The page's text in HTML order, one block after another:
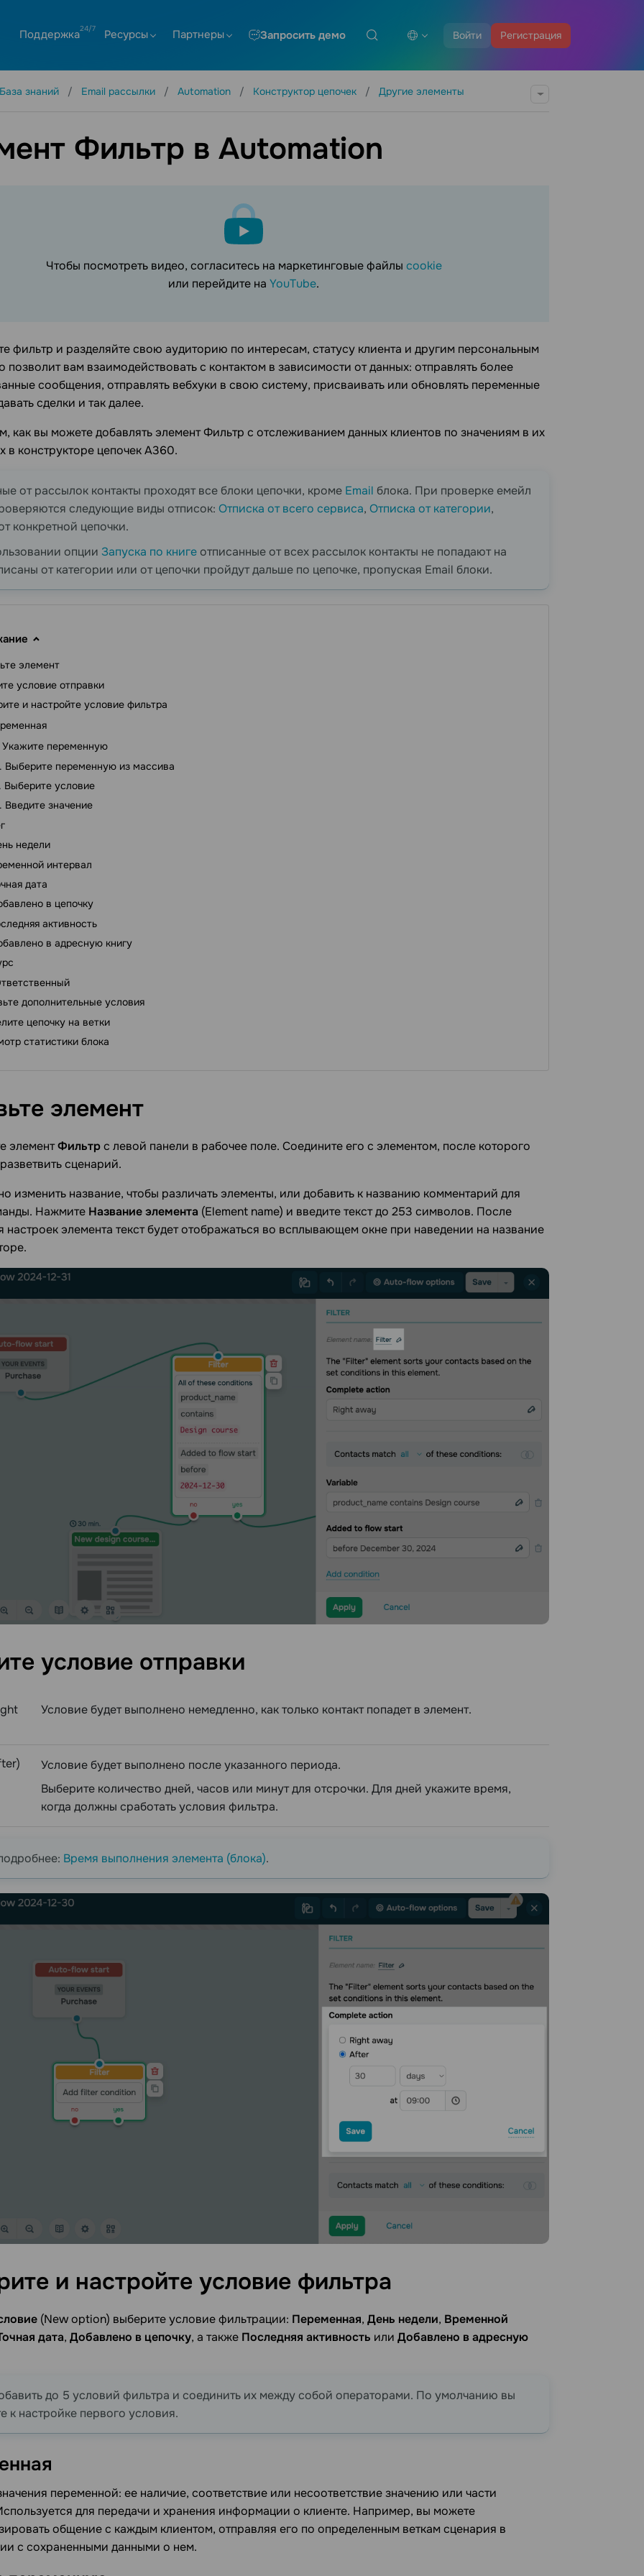
Войти Регистрация
Поддержка Ресурсы Партнеры Запросить демо
База знаний Email рассылки Automation Конструктор цепочек Другие элементы
Фильтр в Automation
Чтобы посмотреть видео, согласитесь на маркетинговые файлы cookie
или перейдите на YouTube.
фильтр и разделяйте свою аудиторию по интересам, статусу клиента и другим персональным
позволит вам взаимодействовать с контактом в зависимости от данных: отправлять более
сообщения, отправлять вебхуки в свою систему, присваивать или обновлять переменные
сделки и так далее.
как вы можете добавлять элемент Фильтр с отслеживанием данных клиентов по значениям в их
в конструкторе цепочек A360.
от рассылок контакты проходят все блоки цепочки, кроме Email блока. При проверке емейл
следующие виды отписок: Отписка от всего сервиса, Отписка от категории,
конкретной цепочки.
опции Запуска по книгеотписанные от всех рассылок контакты не попадают на
от категории или от цепочки пройдут дальше по цепочке, пропуская Email блоки.
элемент
условие отправки
и настройте условие фильтра
Укажите переменную
Выберите переменную из массива
Выберите условие
Введите значение
недели
интервал
дата
в цепочку
активность
​​в адресную книгу
дополнительные условия
цепочку на ветки
статистики блока
элемент
элементФильтрс левой панели в рабочее поле. Соедините его с элементом, после которого
сценарий.
изменить название, чтобы различать элементы, или добавить к названию комментарий для
Нажмите Название элемента (Element name) и введите текст до 253 символов. После
настроек элемента текст будет отображаться во всплывающем окне при наведении на название
условие отправки
Условие будет выполнено немедленно, как только контакт попадет в элемент.
Условие будет выполнено после указанного периода.
Выберите количество дней, часов или минут для отсрочки. Для дней укажите время,
когда должны сработать условия фильтра.
Время выполнения элемента (блока).
и настройте условие фильтра
(New option) выберите условие фильтрации: Переменная, День недели, Временной
дата, Добавлено в цепочку, а также Последняя активность или Добавлено ​​в адресную
до 5 условий фильтра и соединить их между собой операторами. По умолчанию вы
к настройке первого условия.
переменной: ее наличие, соответствие или несоответствие значению или части
для передачи и хранения информации о клиенте. Например, вы можете
общение с каждым клиентом, отправляя его по определенным веткам сценария в
с сохраненными данными о нем.